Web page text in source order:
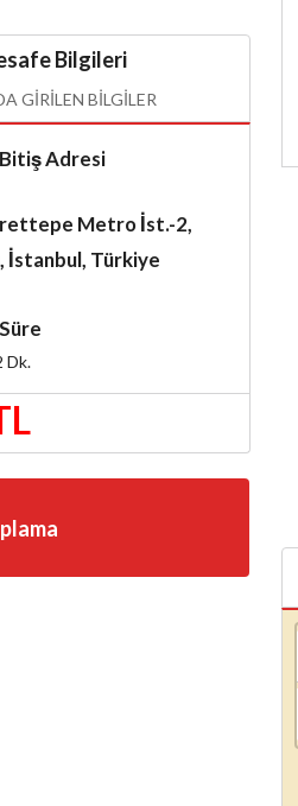
Bilgileri
GIRILEN BILGILER
Bitiş Adresi
Metro İst.-2,
İstanbul, Türkiye
Süre
Dk.